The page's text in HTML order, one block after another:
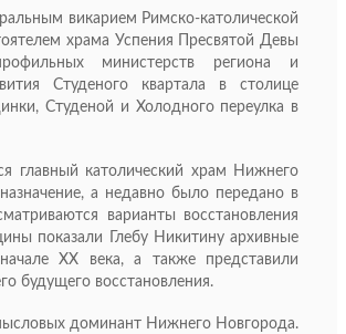
викарием Римско-католической
храма Успения Пресвятой Девы
министерств региона и
Студеного квартала в столице
Студеной и Холодного переулка в
главный католический храм Нижнего
а недавно было передано в
варианты восстановления
показали Глебу Никитину архивные
ХХ века, а также представили
будущего восстановления.
доминант Нижнего Новгорода.